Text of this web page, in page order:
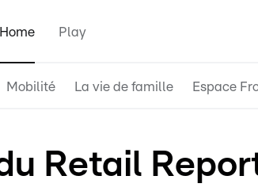
Home Play
Mobilité La vie de famille Espace
Retail